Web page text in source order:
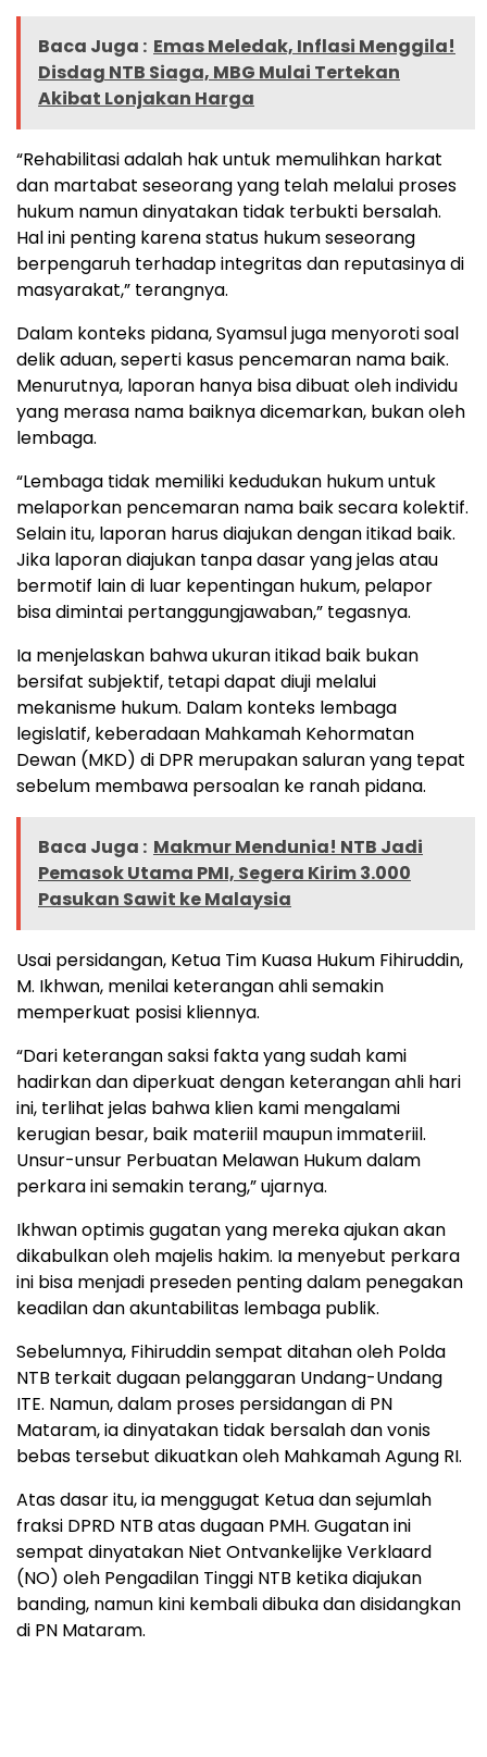
Baca Juga : Emas Meledak, Inflasi Menggila!
Disdag NTB Siaga, MBG Mulai Tertekan
Akibat Lonjakan Harga
“Rehabilitasi adalah hak untuk memulihkan harkat
dan martabat seseorang yang telah melalui proses
hukum namun dinyatakan tidak terbukti bersalah.
Hal ini penting karena status hukum seseorang
berpengaruh terhadap integritas dan reputasinya di
masyarakat,” terangnya.
Dalam konteks pidana, Syamsul juga menyoroti soal
delik aduan, seperti kasus pencemaran nama baik.
Menurutnya, laporan hanya bisa dibuat oleh individu
yang merasa nama baiknya dicemarkan, bukan oleh
lembaga.
“Lembaga tidak memiliki kedudukan hukum untuk
melaporkan pencemaran nama baik secara kolektif.
Selain itu, laporan harus diajukan dengan itikad baik.
Jika laporan diajukan tanpa dasar yang jelas atau
bermotif lain di luar kepentingan hukum, pelapor
bisa dimintai pertanggungjawaban,” tegasnya.
Ia menjelaskan bahwa ukuran itikad baik bukan
bersifat subjektif, tetapi dapat diuji melalui
mekanisme hukum. Dalam konteks lembaga
legislatif, keberadaan Mahkamah Kehormatan
Dewan (MKD) di DPR merupakan saluran yang tepat
sebelum membawa persoalan ke ranah pidana.
Baca Juga : Makmur Mendunia! NTB Jadi
Pemasok Utama PMI, Segera Kirim 3.000
Pasukan Sawit ke Malaysia
Usai persidangan, Ketua Tim Kuasa Hukum Fihiruddin,
M. Ikhwan, menilai keterangan ahli semakin
memperkuat posisi kliennya.
“Dari keterangan saksi fakta yang sudah kami
hadirkan dan diperkuat dengan keterangan ahli hari
ini, terlihat jelas bahwa klien kami mengalami
kerugian besar, baik materiil maupun immateriil.
Unsur-unsur Perbuatan Melawan Hukum dalam
perkara ini semakin terang,” ujarnya.
Ikhwan optimis gugatan yang mereka ajukan akan
dikabulkan oleh majelis hakim. Ia menyebut perkara
ini bisa menjadi preseden penting dalam penegakan
keadilan dan akuntabilitas lembaga publik.
Sebelumnya, Fihiruddin sempat ditahan oleh Polda
NTB terkait dugaan pelanggaran Undang-Undang
ITE. Namun, dalam proses persidangan di PN
Mataram, ia dinyatakan tidak bersalah dan vonis
bebas tersebut dikuatkan oleh Mahkamah Agung RI.
Atas dasar itu, ia menggugat Ketua dan sejumlah
fraksi DPRD NTB atas dugaan PMH. Gugatan ini
sempat dinyatakan Niet Ontvankelijke Verklaard
(NO) oleh Pengadilan Tinggi NTB ketika diajukan
banding, namun kini kembali dibuka dan disidangkan
di PN Mataram.